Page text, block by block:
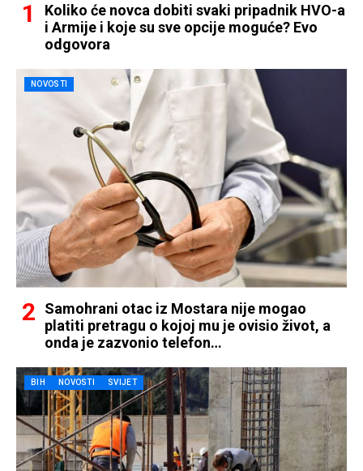
Koliko će novca dobiti svaki pripadnik HVO-a
i Armije i koje su sve opcije moguće? Evo
odgovora
NOVOSTI
Samohrani otac iz Mostara nije mogao
platiti pretragu o kojoj mu je ovisio život, a
onda je zazvonio telefon…
BIH NOVOSTI SVIJET